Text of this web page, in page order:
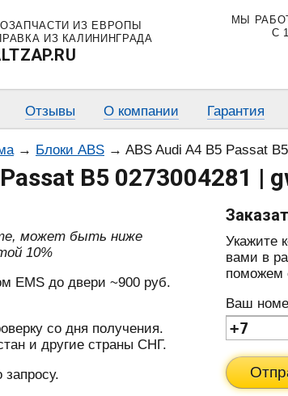
ИЗ ЕВРОПЫ
ИЗ КАЛИНИНГРАДА
МЫ
С
Отзывы О компании Гарантия
→ Блоки ABS → ABS Audi A4 B5 Passat
B5 0273004281 |
может быть ниже
10%
EMS до двери ~900 руб.
со дня получения.
и другие страны СНГ.
запросу.
Укажите
вами в
поможем
Ваш